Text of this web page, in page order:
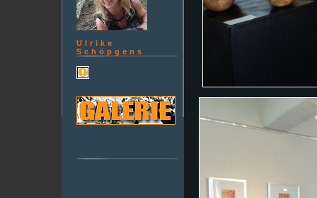
Ulrike
Schöpgens